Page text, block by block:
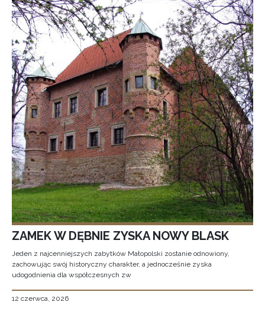
ZAMEK W DĘBNIE ZYSKA NOWY BLASK
Jeden z najcenniejszych zabytków Małopolski zostanie odnowiony,
zachowując swój historyczny charakter, a jednocześnie zyska
udogodnienia dla współczesnych zw
12 czerwca, 2026